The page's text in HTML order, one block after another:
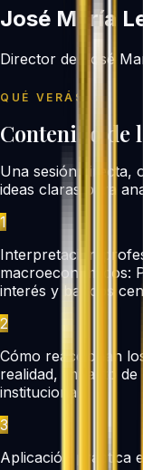
José María
Director de José
QUÉ VERÁS
Contenido de
Una sesión directa,
ideas claras para
1
Interpretación
macroeconómicos:
interés y bancos
2
Cómo reaccionan
realidad, impacto
institucional.
3
Aplicación práctica